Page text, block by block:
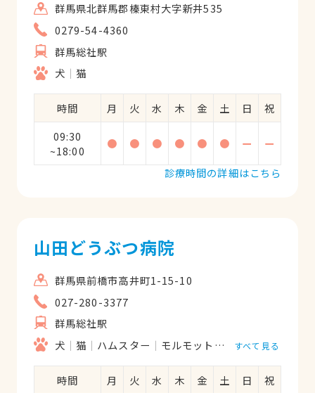
群馬県北群馬郡榛東村大字新井535
0279-54-4360
群馬総社駅
犬
猫
時間 月 火 水 木 金 土 日
祝
09:30
~18:00
● ● ● ● ● ● ー
ー
診療時間の詳細はこちら
山田どうぶつ病院
群馬県前橋市高井町1-15-10
027-280-3377
群馬総社駅
犬
猫 ハムスター モルモット フェレット
すべて見る
時間 月 火 水 木 金 土 日
祝